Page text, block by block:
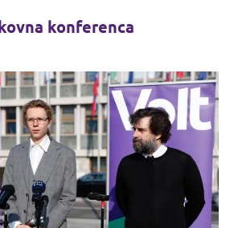
konferenca